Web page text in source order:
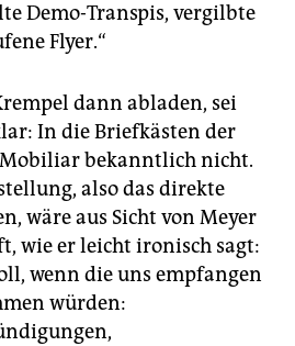
Demo-Transpis, vergilbte
Flyer.“
dann abladen, sei
In die Briefkästen der
bekanntlich nicht.
also das direkte
wäre aus Sicht von Meyer
wie er leicht ironisch sagt:
wenn die uns empfangen
würden: